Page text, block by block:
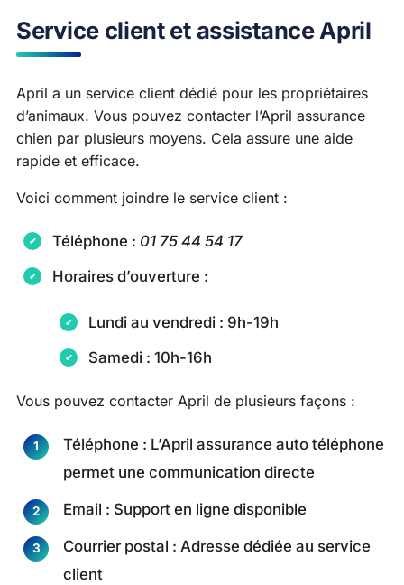
Service client et assistance April
April a un service client dédié pour les propriétaires
d’animaux. Vous pouvez contacter l’April assurance
chien par plusieurs moyens. Cela assure une aide
rapide et efficace.
Voici comment joindre le service client :
Téléphone : 01 75 44 54 17
Horaires d’ouverture :
Lundi au vendredi : 9h-19h
Samedi : 10h-16h
Vous pouvez contacter April de plusieurs façons :
Téléphone : L’April assurance auto téléphone
permet une communication directe
Email : Support en ligne disponible
Courrier postal : Adresse dédiée au service
client